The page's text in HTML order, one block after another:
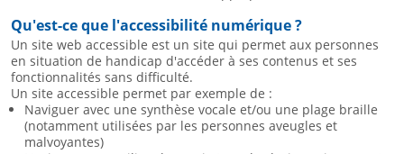
Qu'est-ce que l'accessibilité numérique ?
Un site web accessible est un site qui permet aux personnes
en situation de handicap d'accéder à ses contenus et ses
fonctionnalités sans difficulté.
Un site accessible permet par exemple de :
Naviguer avec une synthèse vocale et/ou une plage braille
(notamment utilisées par les personnes aveugles et
malvoyantes)